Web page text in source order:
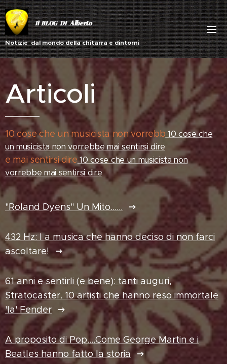
Il BLOG DIAlberto
Notizie dal mondo della chitarra e dintorni
Articoli
10 cose che un musicista non vorrebb 10 cose che
un musicista non vorrebbe mai sentirsi dire
e mai sentirsi dire10 cose che un musicista non
vorrebbe mai sentirsi dire
"Roland Dyens" Un Mito......
432 Hz: l a musica che hanno deciso di non farci
ascoltare!
61 anni e sentirli (e bene): tanti auguri,
Stratocaster. 10 artisti che hanno reso immortale
'la' Fender
A proposito di Pop....Come George Martin e i
Beatles hanno fatto la storia